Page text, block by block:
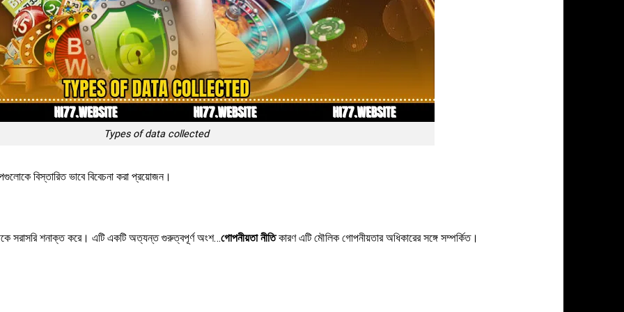
Types of data collected
বিস্তারিত ভাবে বিবেচনা করা প্রয়োজন।
সরাসরি শনাক্ত করে। এটি একটি অত্যন্ত গুরুত্বপূর্ণ অংশ…গোপনীয়তা নীতিকারণ এটি মৌলিক গোপনীয়তার অধিকারের সঙ্গে সম্পর্কিত।